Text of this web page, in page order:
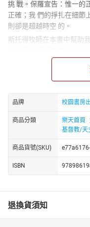
挑 戰。保羅宣告：惟一的
正確；我 們的掙扎在細節
則卻是超越時空 的。
斯托得牧師在本書中幫助
作者以深入淺出的方法，
能 幫助讀者將經文應用在
▕ 作者介紹▕
斯托得（John Stott,
著名的英國牧師，也是一
本書外，已譯成中譯本的
《當代聖靈工作》、《當
觀點──基督徒改變社會
音使命》、《新千年．新
品牌 校園書房
商品分類 樂天首頁
基督教/天
商品貨號(SKU)
ISBN
退換貨須知